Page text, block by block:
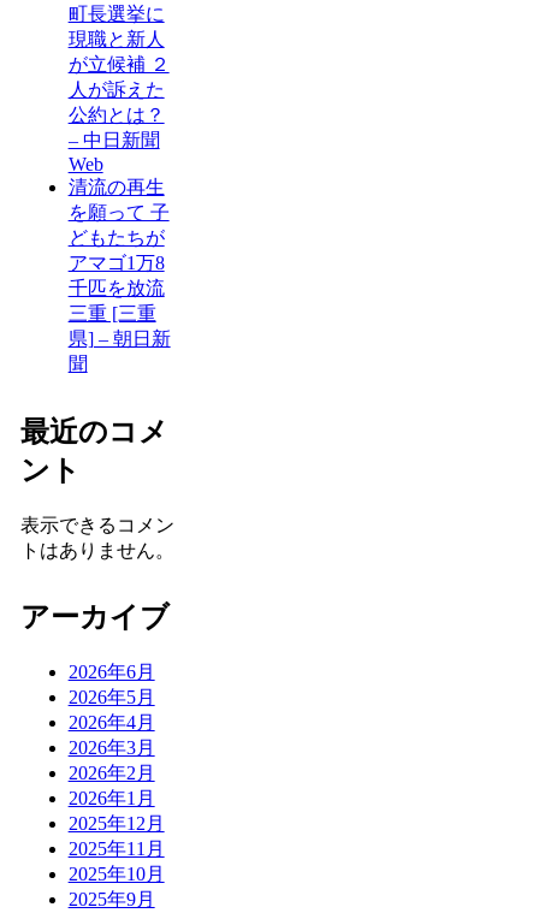
町長選挙に
現職と新人
が立候補 ２
人が訴えた
公約とは？
– 中日新聞
Web
清流の再生
を願って 子
どもたちが
アマゴ1万8
千匹を放流
三重 [三重
県] – 朝日新
聞
最近のコメ
ント
表示できるコメン
トはありません。
アーカイブ
2026年6月
2026年5月
2026年4月
2026年3月
2026年2月
2026年1月
2025年12月
2025年11月
2025年10月
2025年9月